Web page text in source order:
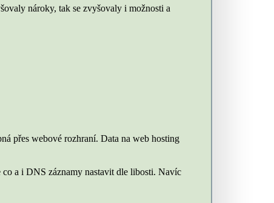
nároky, tak se zvyšovaly i možnosti a
přes webové rozhraní. Data na web hosting
a i DNS záznamy nastavit dle libosti. Navíc